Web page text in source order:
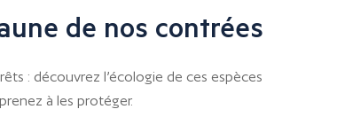
de nos contrées
: découvrez l’écologie de ces espèces
à les protéger.